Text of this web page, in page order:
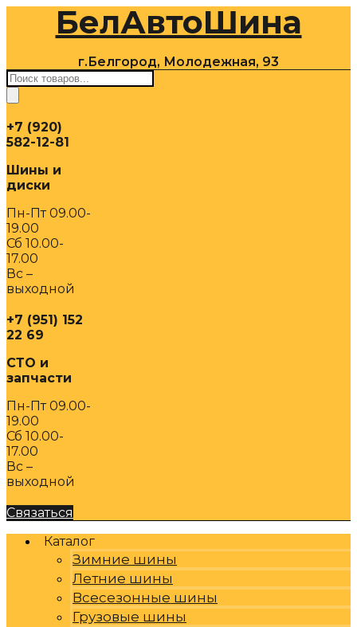
содержимомуБелАвтоШина
г.Белгород, Молодежная, 93
Поиск
товаров
+7 (920)
582-12-81
Шины и
диски
Пн-Пт 09.00-
19.00
Сб 10.00-
17.00
Вс –
выходной
+7 (951) 152
22 69
СТО и
запчасти
Пн-Пт 09.00-
19.00
Сб 10.00-
17.00
Вс –
выходной
Связаться
Каталог
Зимние шины
Летние шины
Всесезонные шины
Грузовые шины